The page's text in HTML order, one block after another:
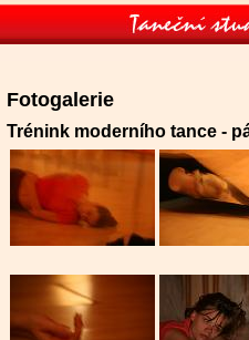
Fotogalerie
Trénink moderního tance -